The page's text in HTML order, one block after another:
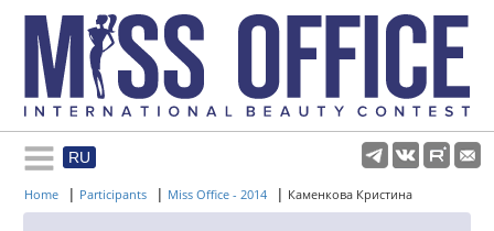
RU
Rules and regulations
Home | Participants | Miss Office - 2014 | Каменкова Кристина